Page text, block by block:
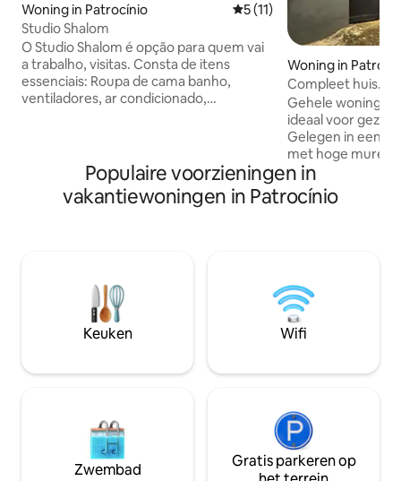
Woning in Patrocínio Gemiddelde beoordeling
5 (11)
Studio Shalom
O Studio Shalom é opção para quem vai
a trabalho, visitas. Consta de itens
essenciais: Roupa de cama banho,
ventiladores, ar condicionado,
compartilhada quando se tem inquilino
na casa superior. O quarto tem uma
cama de casal e na sala um bicama.
entregar as chaves.
Woning in
Compleet huis.
Gehele woning,
ideaal voor
Gelegen in een
met hoge muren,
elektronische
grote
geschikt voor
Gemakkelijk
een paar blokken
hoofdstraat.
Populaire voorzieningen in
vakantiewoningen in Patrocínio
Keuken Wifi
Zwembad
Gratis parkeren op